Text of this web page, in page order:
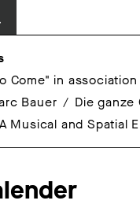
Come" in
Bauer
Die
Musical and Spatial